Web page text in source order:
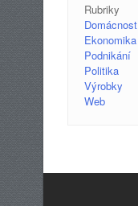
Rubriky
Domácnost
Ekonomika
Podnikání
Politika
Výrobky
Web